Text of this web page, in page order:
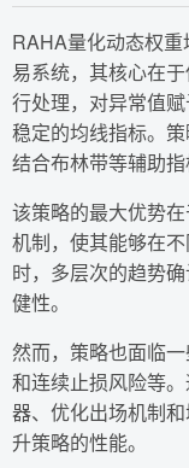
RAHA量化动态权
易系统，其核心在
行处理，对异常值
稳定的均线指标。
结合布林带等辅助
该策略的最大优势
机制，使其能够在
时，多层次的趋势
健性。
然而，策略也面临
和连续止损风险等
器、优化出场机制
升策略的性能。